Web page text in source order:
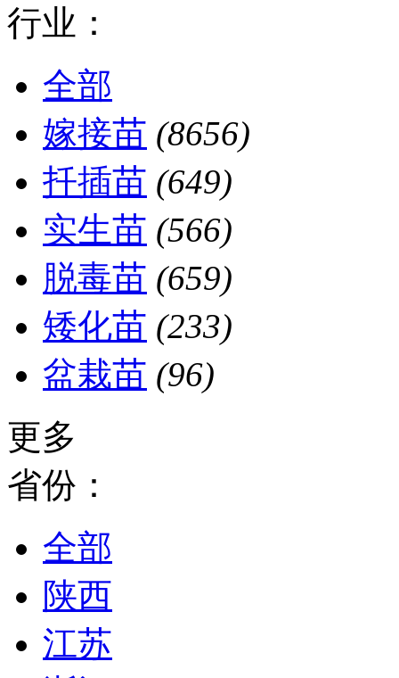
行业：
全部
嫁接苗 (8656)
扦插苗 (649)
实生苗 (566)
脱毒苗 (659)
矮化苗 (233)
盆栽苗 (96)
更多
省份：
全部
陕西
江苏